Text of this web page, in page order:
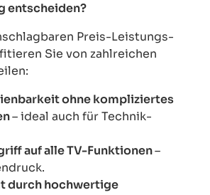
entscheiden?
Preis-Leistungs-
Sie von zahlreichen
ohne kompliziertes
– ideal auch für Technik-
auf alle TV-Funktionen–
durch hochwertige